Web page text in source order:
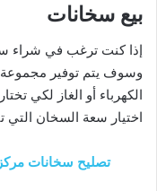
بيع سخانات
إذا كنت ترغب في شراء
وسوف يتم توفير مجموعة
الكهرباء أو الغاز لكي
اختيار سعة السخان التي
تصليح سخانات مركزية 51415156 جميع انواع